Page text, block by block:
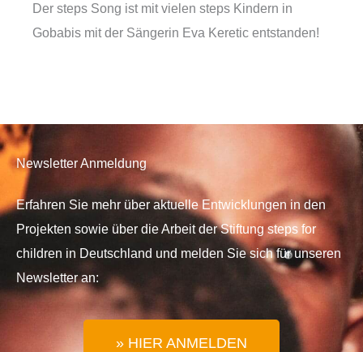
Der steps Song ist mit vielen steps Kindern in
Gobabis mit der Sängerin Eva Keretic entstanden!
Newsletter Anmeldung
Erfahren Sie mehr über aktuelle Entwicklungen in den
Projekten sowie über die Arbeit der Stiftung steps for
children in Deutschland und melden Sie sich für unseren
Newsletter an:
» HIER ANMELDEN